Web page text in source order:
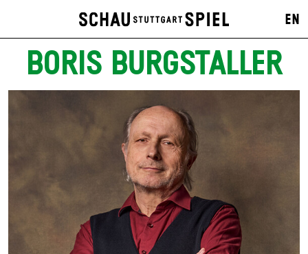
EN
BORIS BURGSTALLER